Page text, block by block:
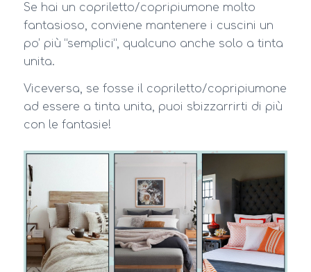
Se hai un copriletto/copripiumone molto
fantasioso, conviene mantenere i cuscini un
po’ più “semplici”, qualcuno anche solo a tinta
unita.
Viceversa, se fosse il copriletto/copripiumone
ad essere a tinta unita, puoi sbizzarrirti di più
con le fantasie!